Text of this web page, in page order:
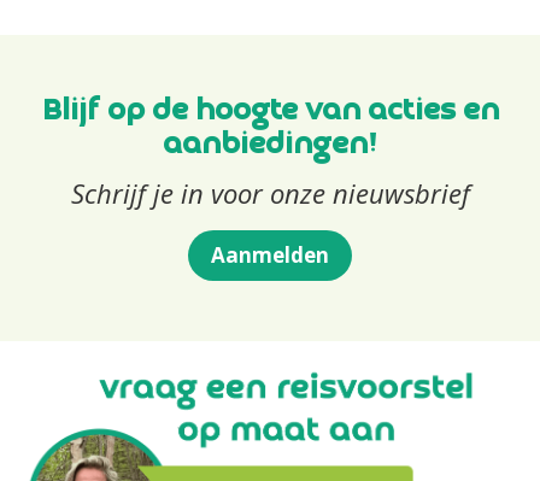
Blijf op de hoogte van acties en
aanbiedingen!
Schrijf je in voor onze nieuwsbrief
Aanmelden